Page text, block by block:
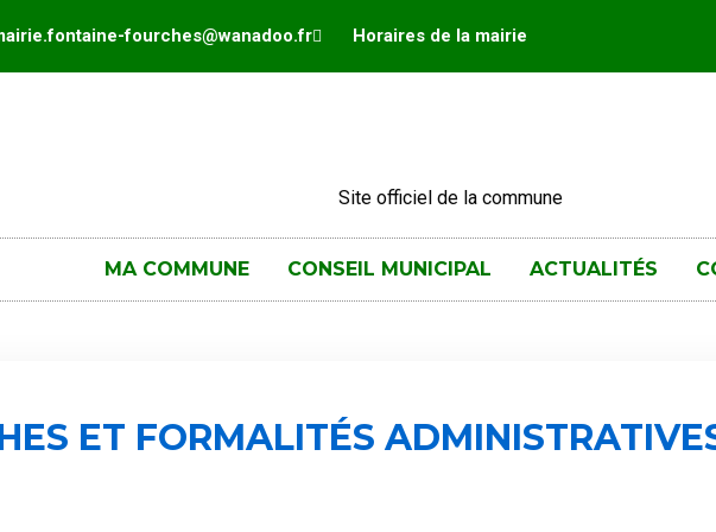
fourches@wanadoo.fr Horaires de la mairie
Site officiel de la commune
MA COMMUNE CONSEIL MUNICIPAL ACTUALITÉS
ET FORMALITÉS